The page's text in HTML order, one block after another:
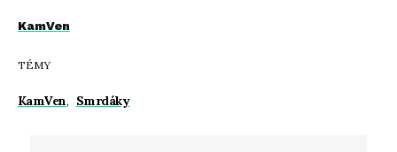
KamVen
TÉMY
KamVen, Smrdáky